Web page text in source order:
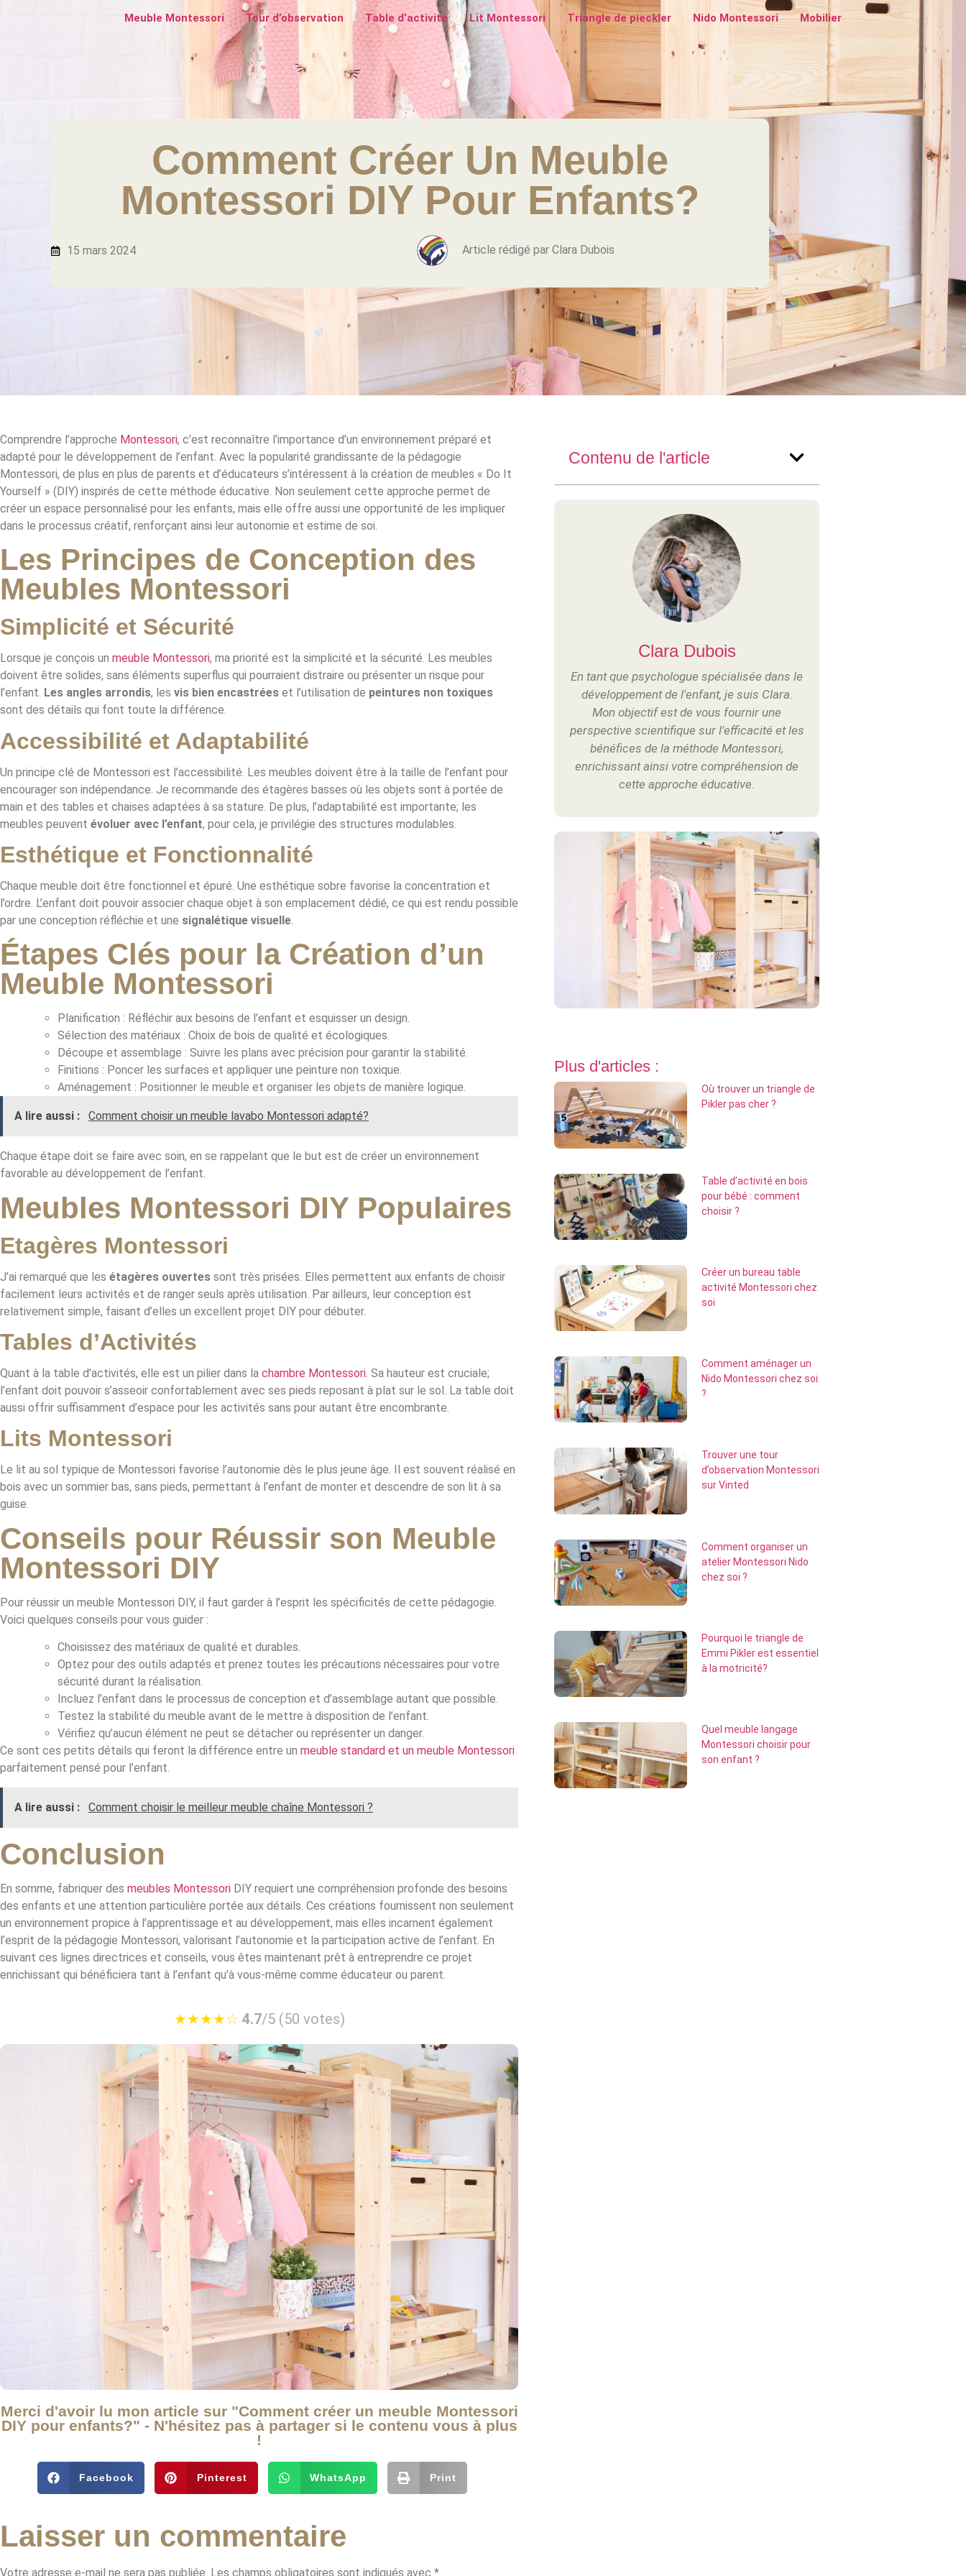
Meuble Montessori Tour d’observation Table d’activité Lit Montessori Triangle de pieckler Nido Montessori Mobilier
Comment Créer Un Meuble
Montessori DIY Pour Enfants?
15 mars 2024 Article rédigé par Clara Dubois
Comprendre l’approche Montessori, c’est reconnaître l’importance d’un environnement préparé et
adapté pour le développement de l’enfant. Avec la popularité grandissante de la pédagogie
Montessori, de plus en plus de parents et d’éducateurs s’intéressent à la création de meubles « Do It
Yourself » (DIY) inspirés de cette méthode éducative. Non seulement cette approche permet de
créer un espace personnalisé pour les enfants, mais elle offre aussi une opportunité de les impliquer
dans le processus créatif, renforçant ainsi leur autonomie et estime de soi.
Les Principes de Conception des
Meubles Montessori
Simplicité et Sécurité
Lorsque je conçois un meuble Montessori, ma priorité est la simplicité et la sécurité. Les meubles
doivent être solides, sans éléments superflus qui pourraient distraire ou présenter un risque pour
l’enfant. Les angles arrondis, les vis bien encastrées et l’utilisation de peintures non toxiques
sont des détails qui font toute la différence.
Accessibilité et Adaptabilité
Un principe clé de Montessori est l’accessibilité. Les meubles doivent être à la taille de l’enfant pour
encourager son indépendance. Je recommande des étagères basses où les objets sont à portée de
main et des tables et chaises adaptées à sa stature. De plus, l’adaptabilité est importante; les
meubles peuvent évoluer avec l’enfant, pour cela, je privilégie des structures modulables.
Esthétique et Fonctionnalité
Chaque meuble doit être fonctionnel et épuré. Une esthétique sobre favorise la concentration et
l’ordre. L’enfant doit pouvoir associer chaque objet à son emplacement dédié, ce qui est rendu possible
par une conception réfléchie et une signalétique visuelle.
Étapes Clés pour la Création d’un
Meuble Montessori
Planification : Réfléchir aux besoins de l’enfant et esquisser un design.
Sélection des matériaux : Choix de bois de qualité et écologiques.
Découpe et assemblage : Suivre les plans avec précision pour garantir la stabilité.
Finitions : Poncer les surfaces et appliquer une peinture non toxique.
Aménagement : Positionner le meuble et organiser les objets de manière logique.
A lire aussi : Comment choisir un meuble lavabo Montessori adapté?
Chaque étape doit se faire avec soin, en se rappelant que le but est de créer un environnement
favorable au développement de l’enfant.
Meubles Montessori DIY Populaires
Etagères Montessori
J’ai remarqué que les étagères ouvertes sont très prisées. Elles permettent aux enfants de choisir
facilement leurs activités et de ranger seuls après utilisation. Par ailleurs, leur conception est
relativement simple, faisant d’elles un excellent projet DIY pour débuter.
Tables d’Activités
Quant à la table d’activités, elle est un pilier dans la chambre Montessori. Sa hauteur est cruciale;
l’enfant doit pouvoir s’asseoir confortablement avec ses pieds reposant à plat sur le sol. La table doit
aussi offrir suffisamment d’espace pour les activités sans pour autant être encombrante.
Lits Montessori
Le lit au sol typique de Montessori favorise l’autonomie dès le plus jeune âge. Il est souvent réalisé en
bois avec un sommier bas, sans pieds, permettant à l’enfant de monter et descendre de son lit à sa
guise.
Conseils pour Réussir son Meuble
Montessori DIY
Pour réussir un meuble Montessori DIY, il faut garder à l’esprit les spécificités de cette pédagogie.
Voici quelques conseils pour vous guider :
Choisissez des matériaux de qualité et durables.
Optez pour des outils adaptés et prenez toutes les précautions nécessaires pour votre
sécurité durant la réalisation.
Incluez l’enfant dans le processus de conception et d’assemblage autant que possible.
Testez la stabilité du meuble avant de le mettre à disposition de l’enfant.
Vérifiez qu’aucun élément ne peut se détacher ou représenter un danger.
Ce sont ces petits détails qui feront la différence entre un meuble standard et un meuble Montessori
parfaitement pensé pour l’enfant.
A lire aussi : Comment choisir le meilleur meuble chaîne Montessori ?
Conclusion
En somme, fabriquer des meubles Montessori DIY requiert une compréhension profonde des besoins
des enfants et une attention particulière portée aux détails. Ces créations fournissent non seulement
un environnement propice à l’apprentissage et au développement, mais elles incarnent également
l’esprit de la pédagogie Montessori, valorisant l’autonomie et la participation active de l’enfant. En
suivant ces lignes directrices et conseils, vous êtes maintenant prêt à entreprendre ce projet
enrichissant qui bénéficiera tant à l’enfant qu’à vous-même comme éducateur ou parent.
★★★★☆ 4.7/5 (50 votes)
Merci d'avoir lu mon article sur "Comment créer un meuble Montessori
DIY pour enfants?" - N'hésitez pas à partager si le contenu vous à plus
!
Facebook Pinterest WhatsApp Print
Laisser un commentaire
Votre adresse e-mail ne sera pas publiée. Les champs obligatoires sont indiqués avec *
Contenu de l'article
Clara Dubois
En tant que psychologue spécialisée dans le
développement de l'enfant, je suis Clara.
Mon objectif est de vous fournir une
perspective scientifique sur l'efficacité et les
bénéfices de la méthode Montessori,
enrichissant ainsi votre compréhension de
cette approche éducative.
Plus d'articles :
Où trouver un triangle de
Pikler pas cher ?
Table d’activité en bois
pour bébé : comment
choisir ?
Créer un bureau table
activité Montessori chez
soi
Comment aménager un
Nido Montessori chez soi
?
Trouver une tour
d’observation Montessori
sur Vinted
Comment organiser un
atelier Montessori Nido
chez soi ?
Pourquoi le triangle de
Emmi Pikler est essentiel
à la motricité?
Quel meuble langage
Montessori choisir pour
son enfant ?